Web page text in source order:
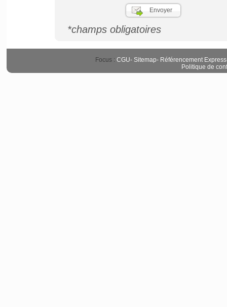
*champs obligatoires
Focus : CGU- Sitemap- Référencement Express
Politique de